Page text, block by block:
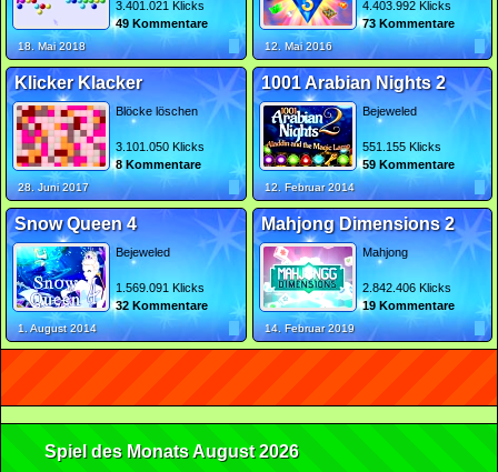
3.401.021 Klicks
49 Kommentare
18. Mai 2018
4.403.992 Klicks
73 Kommentare
12. Mai 2016
Klicker Klacker
Blöcke löschen
3.101.050 Klicks
8 Kommentare
28. Juni 2017
1001 Arabian Nights 2
Bejeweled
551.155 Klicks
59 Kommentare
12. Februar 2014
Snow Queen 4
Bejeweled
1.569.091 Klicks
32 Kommentare
1. August 2014
Mahjong Dimensions 2
Mahjong
2.842.406 Klicks
19 Kommentare
14. Februar 2019
Spiel des Monats August 2026